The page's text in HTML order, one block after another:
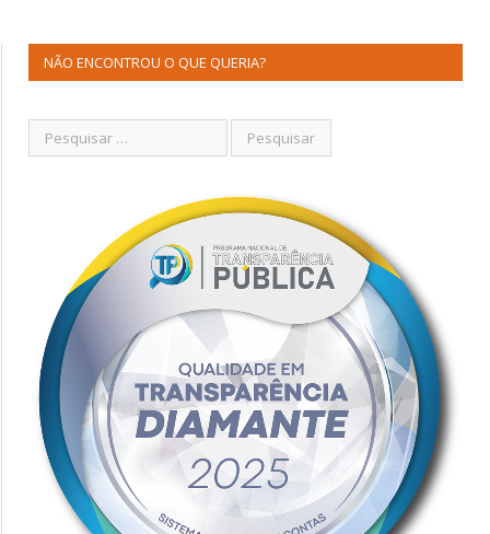
NÃO ENCONTROU O QUE QUERIA?